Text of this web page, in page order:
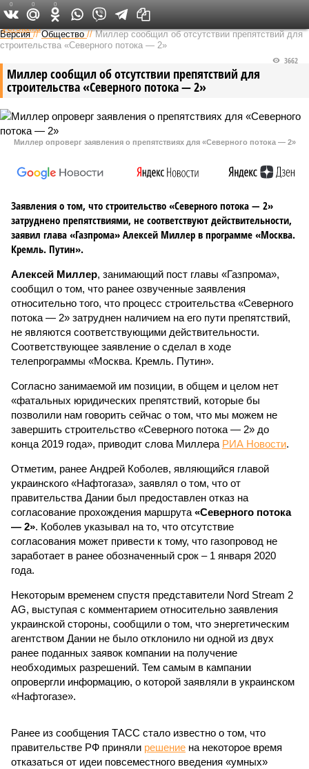
Федеральный выпуск
Версия //Общество //Миллер сообщил об отсутствии препятствий для
строительства «Северного потока — 2»
Миллер сообщил об отсутствии препятствий для
строительства «Северного потока — 2»
3662
Миллер опроверг заявления о препятствиях для «Северного потока — 2»
Заявления о том, что строительство «Северного потока — 2»
затруднено препятствиями, не соответствуют действительности,
заявил глава «Газпрома» Алексей Миллер в программе «Москва.
Кремль. Путин».
Алексей Миллер, занимающий пост главы «Газпрома»,
сообщил о том, что ранее озвученные заявления
относительно того, что процесс строительства «Северного
потока — 2» затруднен наличием на его пути препятствий,
не являются соответствующими действительности.
Соответствующее заявление о сделал в ходе
телепрограммы «Москва. Кремль. Путин».
Согласно занимаемой им позиции, в общем и целом нет
«фатальных юридических препятствий, которые бы
позволили нам говорить сейчас о том, что мы можем не
завершить строительство «Северного потока — 2» до
конца 2019 года», приводит слова Миллера РИА Новости.
Отметим, ранее Андрей Коболев, являющийся главой
украинского «Нафтогаза», заявлял о том, что от
правительства Дании был предоставлен отказ на
согласование прохождения маршрута «Северного потока
— 2». Коболев указывал на то, что отсутствие
согласования может привести к тому, что газопровод не
заработает в ранее обозначенный срок – 1 января 2020
года.
Некоторым временем спустя представители Nord Stream 2
AG, выступая с комментарием относительно заявления
украинской стороны, сообщили о том, что энергетическим
агентством Дании не было отклонило ни одной из двух
ранее поданных заявок компании на получение
необходимых разрешений. Тем самым в кампании
опровергли информацию, о которой заявляли в украинском
«Нафтогазе».
Ранее из сообщения ТАСС стало известно о том, что
правительстве РФ приняли решение на некоторое время
отказаться от идеи повсеместного введения «умных»
0 0 0